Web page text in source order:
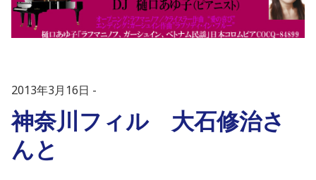
2013年3月16日
神奈川フィル 大石修治さ
んと